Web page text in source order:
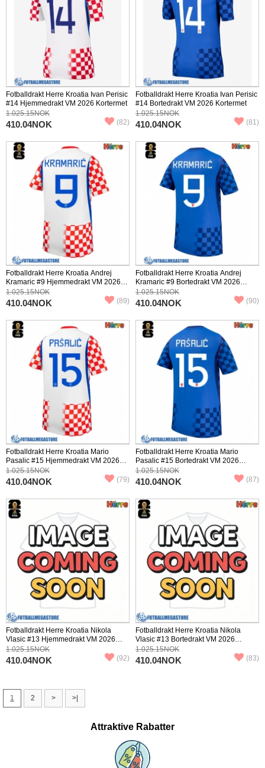
Fotballdrakt Herre Kroatia Ivan Perisic
#14 Hjemmedrakt VM 2026 Kortermet
1.025.15NOK
410.04NOK (82)
Fotballdrakt Herre Kroatia Ivan Perisic
#14 Bortedrakt VM 2026 Kortermet
1.025.15NOK
410.04NOK (81)
Fotballdrakt Herre Kroatia Andrej
Kramaric #9 Hjemmedrakt VM 2026
Kortermet
1.025.15NOK
410.04NOK (89)
Fotballdrakt Herre Kroatia Andrej
Kramaric #9 Bortedrakt VM 2026
Kortermet
1.025.15NOK
410.04NOK (90)
Fotballdrakt Herre Kroatia Mario
Pasalic #15 Hjemmedrakt VM 2026
Kortermet
1.025.15NOK
410.04NOK (79)
Fotballdrakt Herre Kroatia Mario
Pasalic #15 Bortedrakt VM 2026
Kortermet
1.025.15NOK
410.04NOK (87)
Fotballdrakt Herre Kroatia Nikola
Vlasic #13 Hjemmedrakt VM 2026
Kortermet
1.025.15NOK
410.04NOK (92)
Fotballdrakt Herre Kroatia Nikola
Vlasic #13 Bortedrakt VM 2026
Kortermet
1.025.15NOK
410.04NOK (83)
1 2 > >|
Attraktive Rabatter